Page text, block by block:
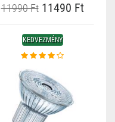
11990 Ft11490 Ft
KEDVEZMÉNY